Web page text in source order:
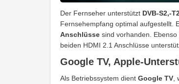
Der Fernseher unterstützt DVB-S2,-
Fernsehempfang optimal aufgestellt.
Anschlüsse sind vorhanden. Ebenso
beiden HDMI 2.1 Anschlüsse
Google TV, Apple-
Als Betriebssystem dient Google TV